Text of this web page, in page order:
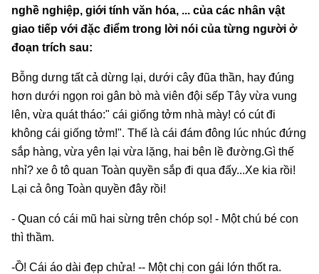
nghề nghiệp, giới tính văn hóa, ... của các nhân vật
giao tiếp với đặc điểm trong lời nói của từng người ở
đoạn trích sau:
Bỗng dưng tất cả dừng lại, dưới cây đũa thần, hay đúng
hơn dưới ngọn roi gân bò mà viên đội sếp Tây vừa vung
lên, vừa quát tháo:" cái giống tởm nhà mày! có cút đi
không cái giống tởm!". Thế là cái đám đông lúc nhúc đứng
sắp hàng, vừa yên lại vừa lặng, hai bên lề đường.Gì thế
nhỉ? xe ô tô quan Toàn quyền sắp đi qua đấy...Xe kia rồi!
Lại cả ông Toàn quyền đây rồi!
- Quan có cái mũ hai sừng trên chóp sọ! - Một chú bé con
thì thầm.
-Ồ! Cái áo dài đẹp chửa! -- Một chị con gái lớn thốt ra.